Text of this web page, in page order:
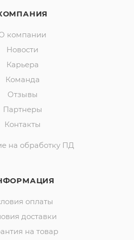
компании
Новости
Карьера
Команда
Отзывы
Партнеры
Контакты
на обработку ПД
оплаты
доставки
на товар